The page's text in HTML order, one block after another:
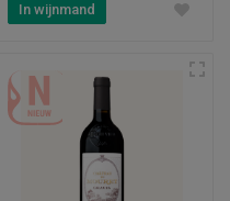
In wijnmand